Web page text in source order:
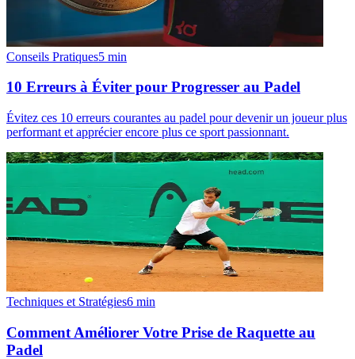
Conseils Pratiques5 min
10 Erreurs à Éviter pour Progresser au Padel
Évitez ces 10 erreurs courantes au padel pour devenir un joueur plus
performant et apprécier encore plus ce sport passionnant.
Techniques et Stratégies6 min
Comment Améliorer Votre Prise de Raquette au
Padel